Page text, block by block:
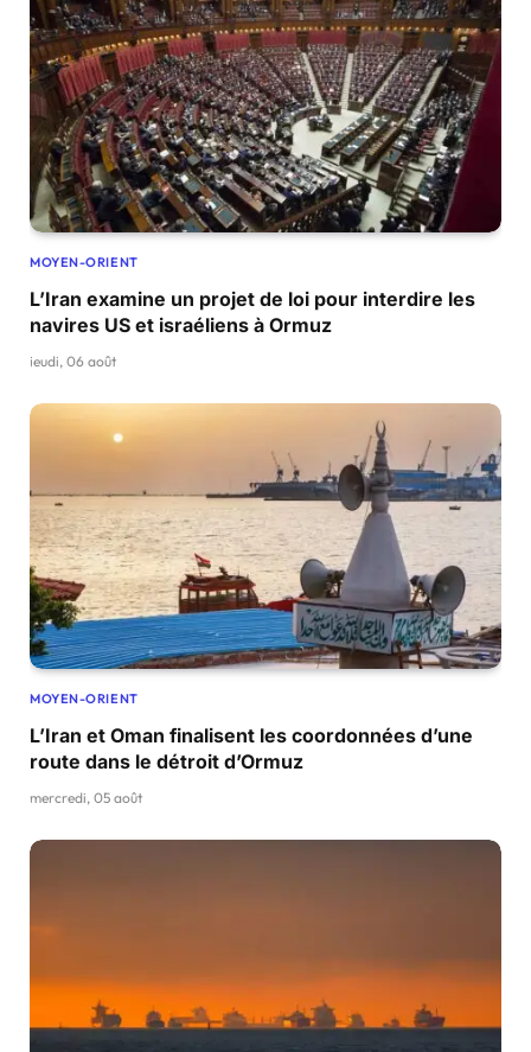
MOYEN-ORIENT
L’Iran examine un projet de loi pour interdire les
navires US et israéliens à Ormuz
jeudi, 06 août
MOYEN-ORIENT
L’Iran et Oman finalisent les coordonnées d’une
route dans le détroit d’Ormuz
mercredi, 05 août